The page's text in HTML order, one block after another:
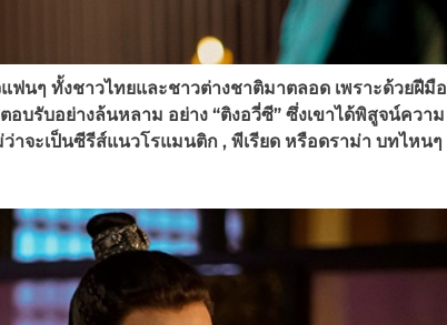
นๆ ทั้งชาวไทยและชาวต่างชาติมาตลอด เพราะด้วยฝีมือ
อบรับอย่างล้นหลาม อย่าง “ติงอวี่ซี” ซึ่งเขาได้พิสูจน์ความ
าจะเป็นซีรีส์แนวโรแมนติก , พีเรียด หรือดราม่า บทไหนๆ